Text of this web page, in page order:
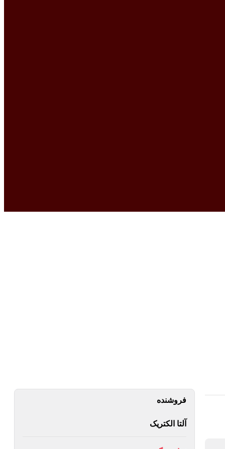
فروشنده
آلتا الکتریک